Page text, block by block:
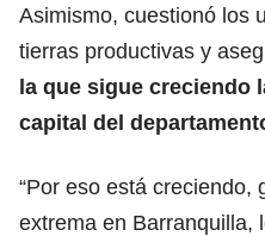
Asimismo, cuestionó los
tierras productivas y
la que sigue creciendo
capital del
“Por eso está creciendo,
extrema en Barranquilla,